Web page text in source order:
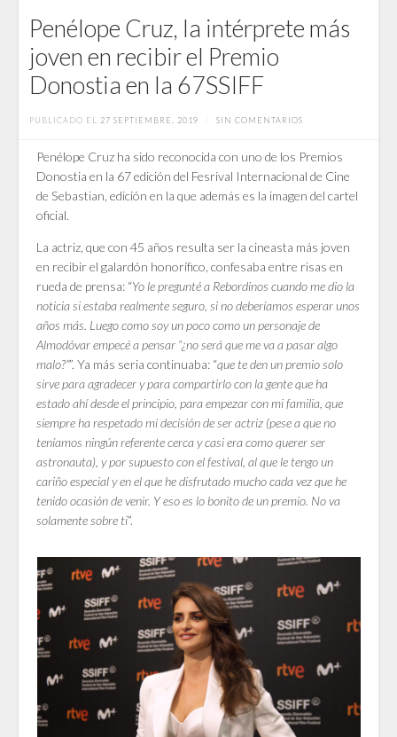
Penélope Cruz, la intérprete más
joven en recibir el Premio
Donostia en la 67SSIFF
PUBLICADO EL 27 SEPTIEMBRE, 2019 SIN COMENTARIOS
Penélope Cruz ha sido reconocida con uno de los Premios
Donostia en la 67 edición del Fesrival Internacional de Cine
de Sebastian, edición en la que además es la imagen del cartel
oficial.
La actriz, que con 45 años resulta ser la cineasta más joven
en recibir el galardón honorífico, confesaba entre risas en
rueda de prensa: “Yo le pregunté a Rebordinos cuando me dio la
noticia si estaba realmente seguro, si no deberíamos esperar unos
años más. Luego como soy un poco como un personaje de
Almodóvar empecé a pensar “¿no será que me va a pasar algo
malo?””. Ya más seria continuaba: “que te den un premio solo
sirve para agradecer y para compartirlo con la gente que ha
estado ahí desde el principio, para empezar con mi familia, que
siempre ha respetado mi decisión de ser actriz (pese a que no
teníamos ningún referente cerca y casi era como querer ser
astronauta), y por supuesto con el festival, al que le tengo un
cariño especial y en el que he disfrutado mucho cada vez que he
tenido ocasión de venir. Y eso es lo bonito de un premio. No va
solamente sobre ti”.